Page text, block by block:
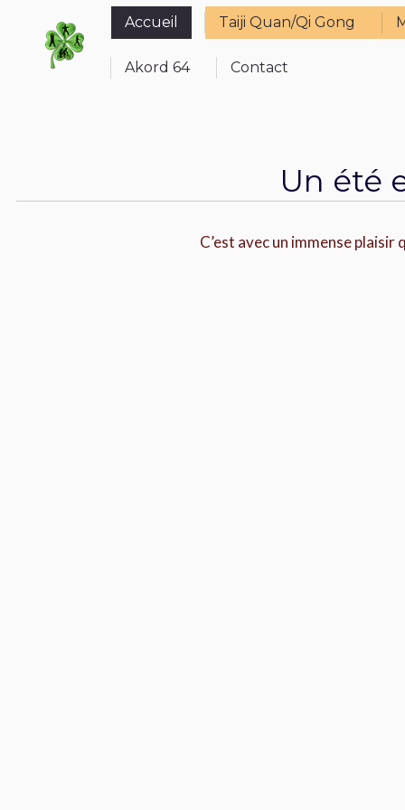
Accueil Taiji Quan/Qi Gong
Akord 64 Contact
Un été
C’est avec un immense
Accueil Taiji Quan/Qi Gong